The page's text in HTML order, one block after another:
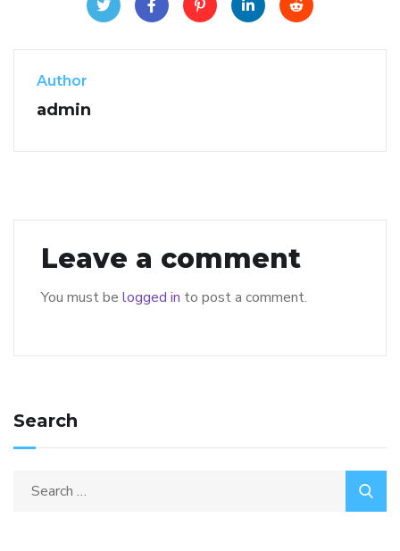
Author
admin
Leave a comment
You must be logged in to post a comment.
Search